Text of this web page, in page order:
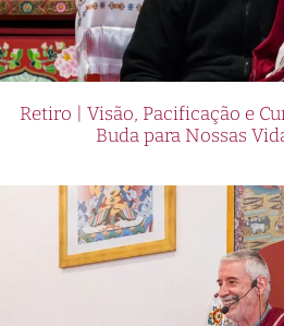
Retiro | Visão, Pacificação e
Buda para Nossas